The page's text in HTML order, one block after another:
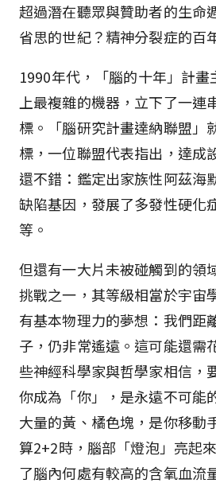
超過潛在聽眾與贊助者的生命
省思的世紀？精神分裂症的百
1990年代，「腦的十年」計
上最複雜的機器，立下了一連
標。「腦研究計畫達納聯盟」
標，一位聯盟代表指出，達成
還不錯：鑑定出家族性阿茲海
缺陷基因，發展了多發性硬化
等。
但還有一大片未被碰觸到的領
挑戰之一，其等級相當於宇宙
有基本物理力的夢想：我們距
子，仍非常遙遠。這可能還需
些神經科學家與哲學家相信，
你成為「你」，是永遠不可能
大量的黃、橘色塊，是你移動
算2+2時，腦部「燈泡」亮起
了腦內何處有較高的含氧血流